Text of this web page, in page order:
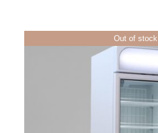
Out of stock